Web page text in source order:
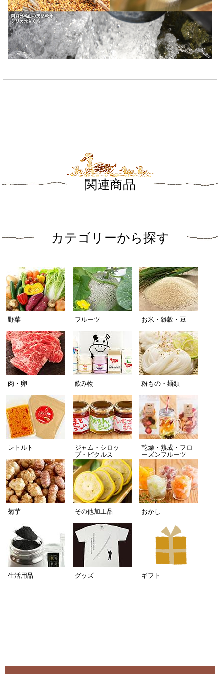
関連商品
カテゴリーから探す
野菜 フルーツ お米・雑穀・豆
肉・卵 飲み物 粉もの・麺類
レトルト
ジャム・シロッ
プ・ピクルス
乾燥・熟成・フロ
ーズンフルーツ
菊芋 その他加工品 おかし
生活用品 グッズ ギフト